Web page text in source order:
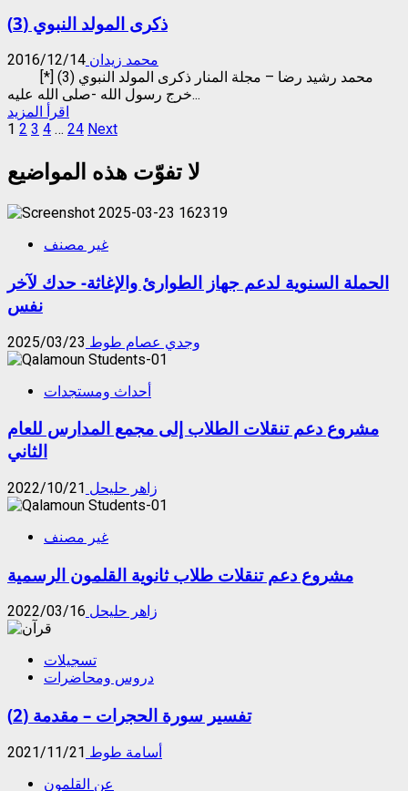
ذكرى المولد النبوي (3)
محمد زيدان 2016/12/14
محمد رشيد رضا – مجلة المنار ذكرى المولد النبوي (3) [*]
خرج رسول الله -صلى الله عليه...
اقرأ المزيد
more
ذكرى
المولد
(3)
Posts
pagination
1 2 3 4 … 24 Next
لا تفوّت هذه المواضيع
غير مصنف
الحملة السنوية لدعم جهاز الطوارئ والإغاثة- حدك لآخر
نفس
وجدي عصام طوط 2025/03/23
أحداث ومستجدات
مشروع دعم تنقلات الطلاب إلى مجمع المدارس للعام
الثاني
زاهر حليحل 2022/10/21
غير مصنف
مشروع دعم تنقلات طلاب ثانوية القلمون الرسمية
زاهر حليحل 2022/03/16
تسجيلات
دروس ومحاضرات
تفسير سورة الحجرات – مقدمة (2)
أسامة طوط 2021/11/21
عن القلمون